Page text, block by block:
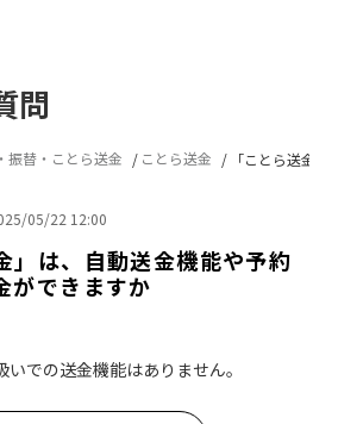
問
振替・ことら送金 ことら送金 「ことら送金
05/22 12:00
」は、自動送金機能や予約
ができますか
いでの送金機能はありません。